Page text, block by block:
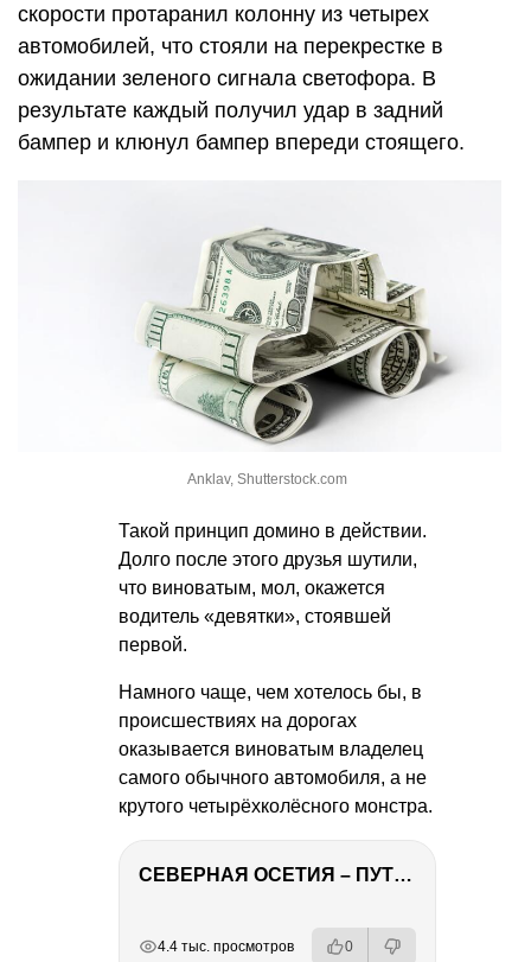
скорости протаранил колонну из четырех
автомобилей, что стояли на перекрестке в
ожидании зеленого сигнала светофора. В
результате каждый получил удар в задний
бампер и клюнул бампер впереди стоящего.
Anklav, Shutterstock.com
Такой принцип домино в действии.
Долго после этого друзья шутили,
что виноватым, мол, окажется
водитель «девятки», стоявшей
первой.
Намного чаще, чем хотелось бы, в
происшествиях на дорогах
оказывается виноватым владелец
самого обычного автомобиля, а не
крутого четырёхколёсного монстра.
СЕВЕРНАЯ ОСЕТИЯ – ПУТЕШЕСТВИЕ НА КАВКАЗ часть 4
4.4 тыс. просмотров 0